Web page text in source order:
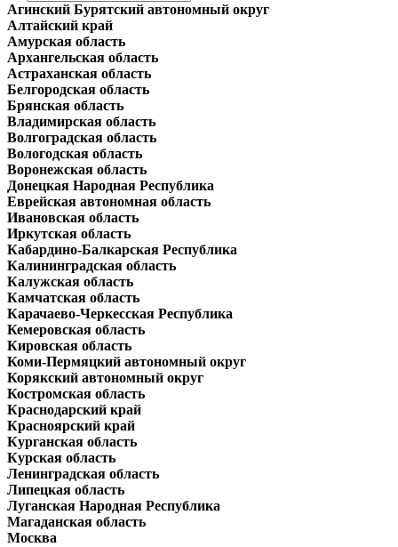
Агинский Бурятский автономный округ
Алтайский край
Амурская область
Архангельская область
Астраханская область
Белгородская область
Брянская область
Владимирская область
Волгоградская область
Вологодская область
Воронежская область
Донецкая Народная Республика
Еврейская автономная область
Ивановская область
Иркутская область
Кабардино-Балкарская Республика
Калининградская область
Калужская область
Камчатская область
Карачаево-Черкесская Республика
Кемеровская область
Кировская область
Коми-Пермяцкий автономный округ
Корякский автономный округ
Костромская область
Краснодарский край
Красноярский край
Курганская область
Курская область
Ленинградская область
Липецкая область
Луганская Народная Республика
Магаданская область
Москва